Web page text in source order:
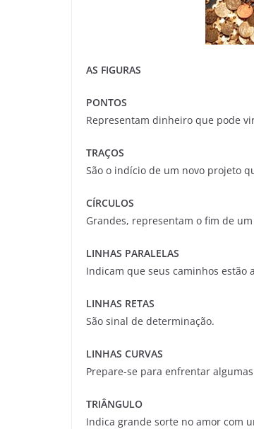
AS FIGURAS
PONTOS
Representam dinheiro que pode
TRAÇOS
São o indício de um novo projeto
CÍRCULOS
Grandes, representam o fim de
LINHAS PARALELAS
Indicam que seus caminhos estão
LINHAS RETAS
São sinal de determinação.
LINHAS CURVAS
Prepare-se para enfrentar
TRIÂNGULO
Indica grande sorte no amor com